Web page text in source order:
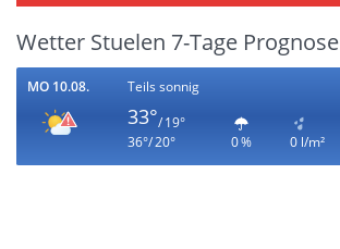
Wetter Stuelen 7-Tage Prognose
MO 10.08. Teils sonnig
33°/ 19°
36°/ 20°
0 % 0 l/m²